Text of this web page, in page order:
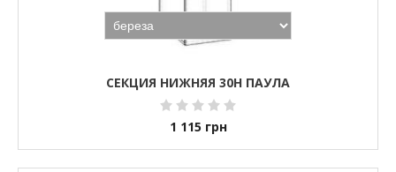
СЕКЦИЯ НИЖНЯЯ 30Н ПАУЛА
1 115 грн